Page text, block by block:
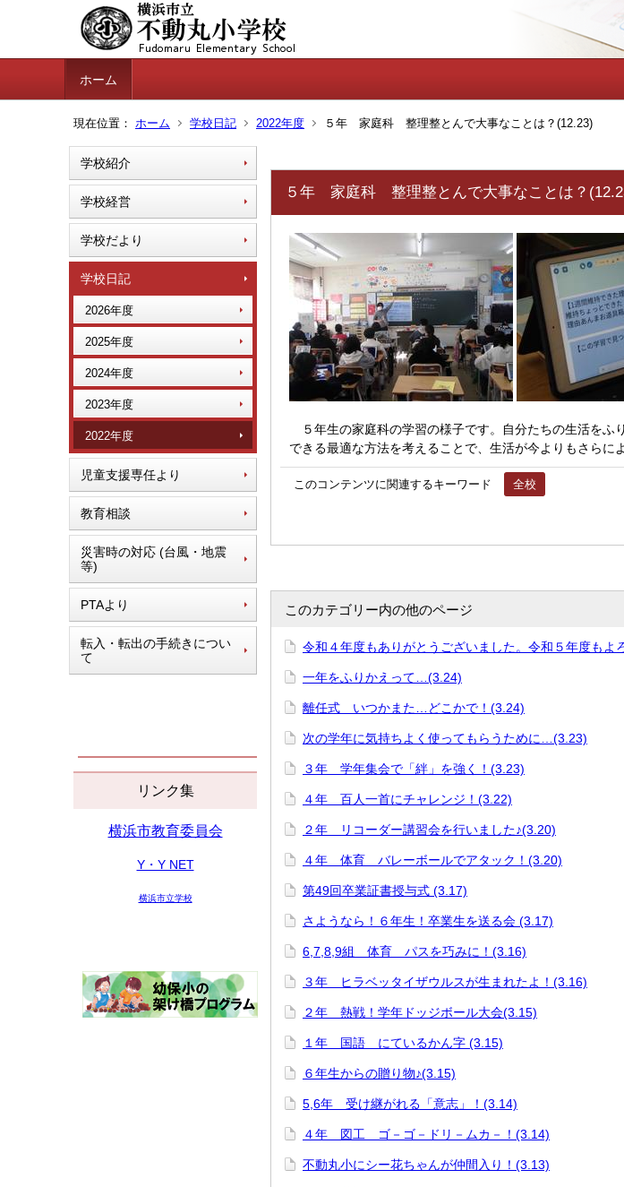
ホーム
現在位置： ホーム 学校日記 2022年度 ５年 家庭科 整理整とんで大事なことは？(12.23)
学校紹介
学校経営
学校だより
学校日記
2026年度
2025年度
2024年度
2023年度
2022年度
児童支援専任より
教育相談
災害時の対応 (台風・地震
等)
PTAより
転入・転出の手続きについ
て
リンク集
横浜市教育委員会
Y・Y NET
横浜市立学校
５年 家庭科 整理整とんで大事なことは？
５年生の家庭科の学習の様子です。自分たちの生活をふ
できる最適な方法を考えることで、生活が今よりもさらに
このコンテンツに関連するキーワード 全校
このカテゴリー内の他のページ
令和４年度もありがとうございました。令和５年度もよ
一年をふりかえって…(3.24)
離任式 いつかまた…どこかで！(3.24)
次の学年に気持ちよく使ってもらうために…(3.23)
３年 学年集会で「絆」を強く！(3.23)
４年 百人一首にチャレンジ！(3.22)
２年 リコーダー講習会を行いました♪(3.20)
４年 体育 バレーボールでアタック！(3.20)
第49回卒業証書授与式 (3.17)
さようなら！６年生！卒業生を送る会 (3.17)
6,7,8,9組 体育 パスを巧みに！(3.16)
３年 ヒラベッタイザウルスが生まれたよ！(3.16)
２年 熱戦！学年ドッジボール大会(3.15)
１年 国語 にているかん字 (3.15)
６年生からの贈り物♪(3.15)
5,6年 受け継がれる「意志」！(3.14)
４年 図工 ゴ－ゴ－ドリ－ムカ－！(3.14)
不動丸小にシー花ちゃんが仲間入り！(3.13)